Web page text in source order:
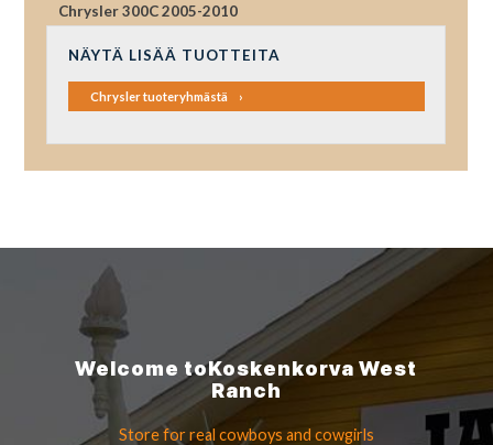
Chrysler 300C 2005-2010
NÄYTÄ LISÄÄ TUOTTEITA
Chrysler tuoteryhmästä
Welcome toKoskenkorvaWest
Ranch
Store for real cowboys and cowgirls